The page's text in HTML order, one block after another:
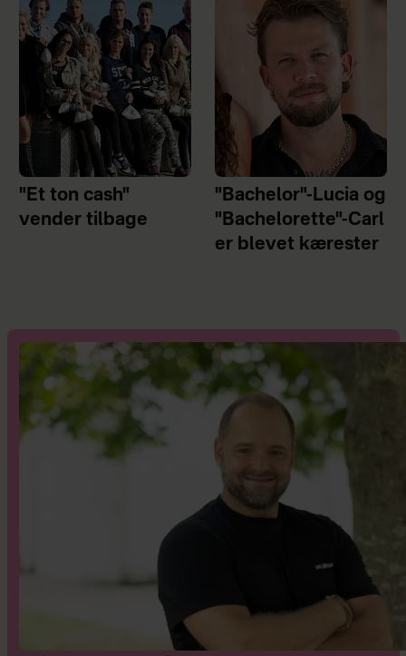
"Et ton cash"
vender tilbage
"Bachelor"-Lucia og
"Bachelorette"-Carl
er blevet kærester